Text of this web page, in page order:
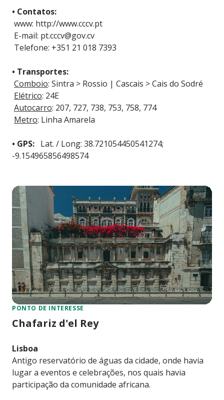
• Contatos:
www: http://www.cccv.pt
E-mail: pt.cccv@gov.cv
Telefone: +351 21 018 7393
• Transportes:
Comboio: Sintra > Rossio | Cascais > Cais do Sodré
Elétrico: 24E
Autocarro: 207, 727, 738, 753, 758, 774
Metro: Linha Amarela
• GPS: Lat. / Long: 38.721054450541274;
-9.154965856498574
PONTO DE INTERESSE
Chafariz d'el Rey
Lisboa
Antigo reservatório de águas da cidade, onde havia
lugar a eventos e celebrações, nos quais havia
participação da comunidade africana.